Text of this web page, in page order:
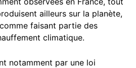
ailleurs sur la planète,
faisant partie des
climatique.
notamment par une loi